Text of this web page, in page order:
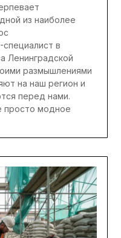
из наиболее
в
Ленинградской
размышлениями
на наш регион и
перед нами.
модное